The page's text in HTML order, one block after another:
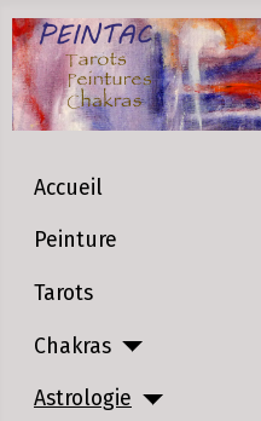
Accueil
Peinture
Tarots
Chakras
Astrologie